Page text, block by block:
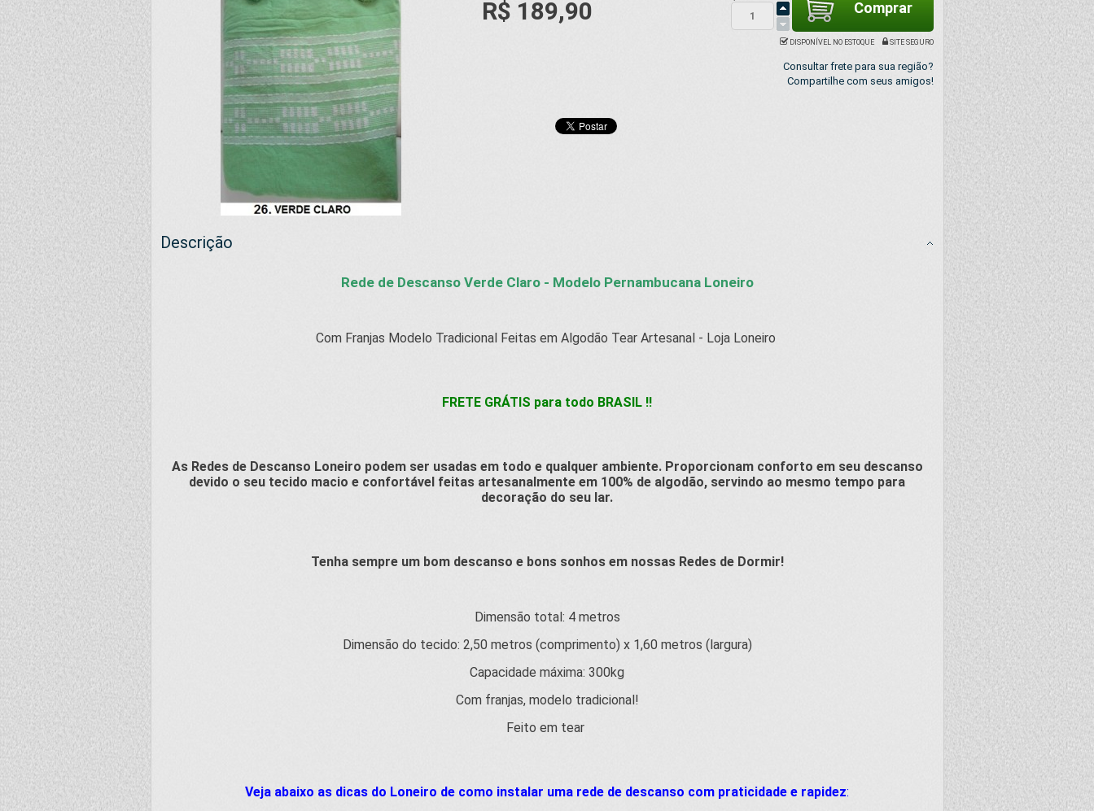
R$ 189,90
DISPONÍVEL NO ESTOQUE SITE SEGURO
Consultar frete para sua região?
Compartilhe com seus amigos!
Descrição
Rede de Descanso Verde Claro - Modelo Pernambucana Loneiro
Com Franjas Modelo Tradicional Feitas em Algodão Tear Artesanal - Loja Loneiro
FRETE GRÁTIS para todo BRASIL !!
As Redes de Descanso Loneiro podem ser usadas em todo e qualquer ambiente. Proporcionam conforto em seu descanso
devido o seu tecido macio e confortável feitas artesanalmente em 100% de algodão, servindo ao mesmo tempo para
decoração do seu lar.
Tenha sempre um bom descanso e bons sonhos em nossas Redes de Dormir!
Dimensão total: 4 metros
Dimensão do tecido: 2,50 metros (comprimento) x 1,60 metros (largura)
Capacidade máxima: 300kg
Com franjas, modelo tradicional!
Feito em tear
Veja abaixo as dicas do Loneiro de como instalar uma rede de descanso com praticidade e rapidez: